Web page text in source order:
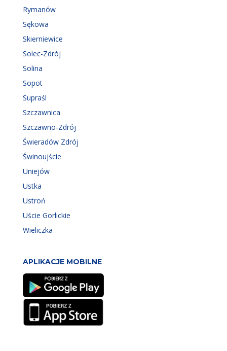
Rymanów
Sękowa
Skierniewice
Solec-Zdrój
Solina
Sopot
Supraśl
Szczawnica
Szczawno-Zdrój
Świeradów Zdrój
Świnoujście
Uniejów
Ustka
Ustroń
Uście Gorlickie
Wieliczka
APLIKACJE MOBILNE